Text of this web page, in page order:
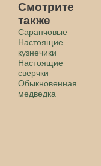
Смотрите
также
Саранчовые
Настоящие
кузнечики
Настоящие
сверчки
Обыкновенная
медведка